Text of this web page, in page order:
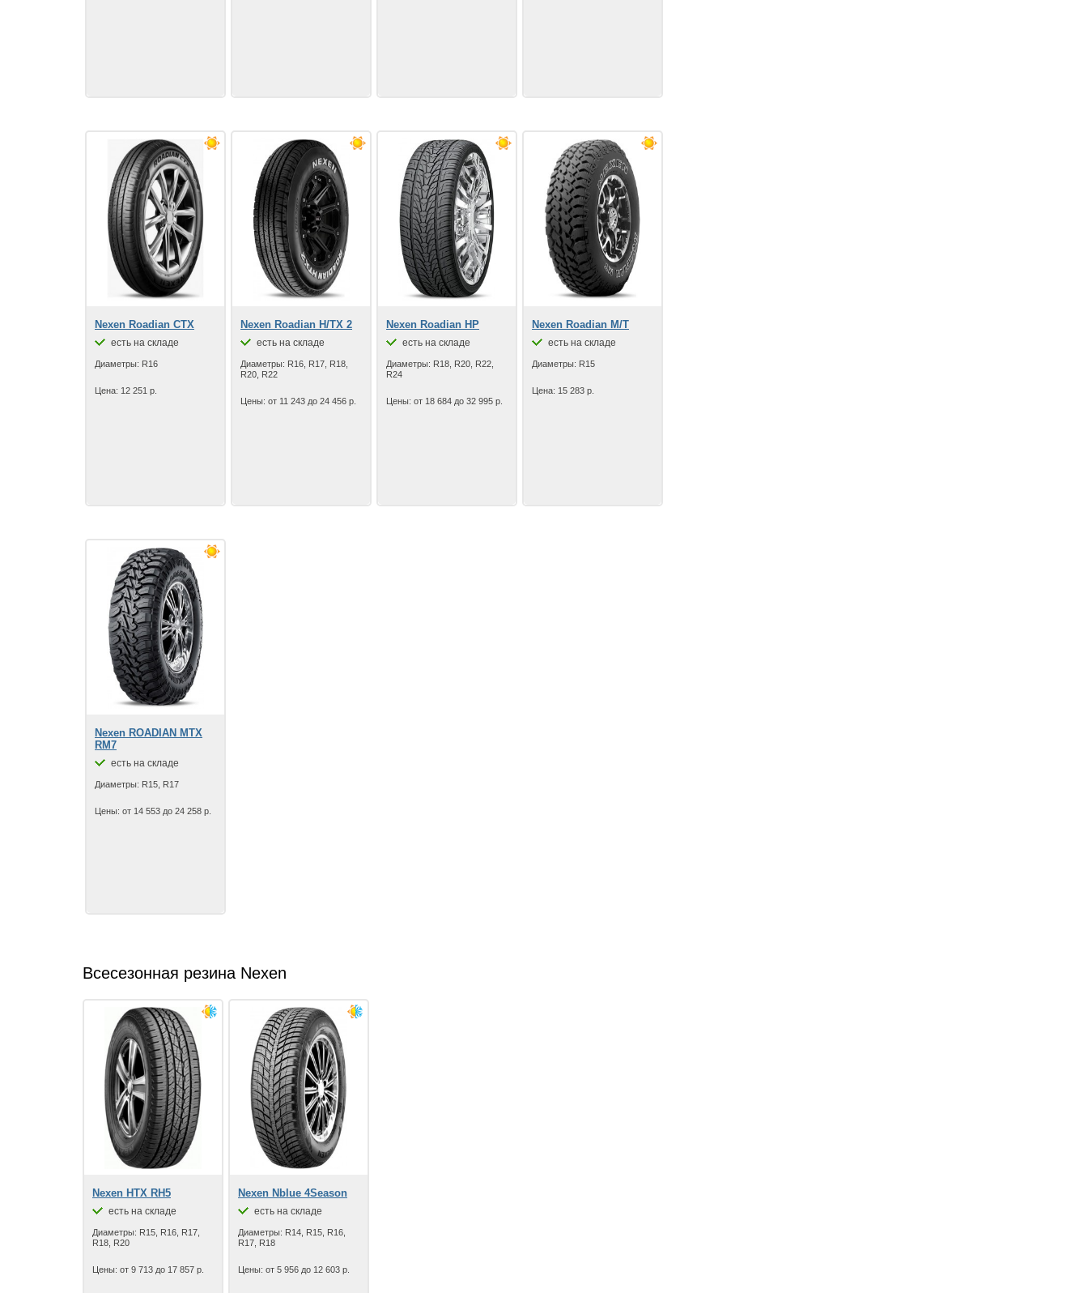
Nexen Roadian CTX
есть на складе
Диаметры: R16
Цена: 12 251 р.
Nexen Roadian H/TX 2
есть на складе
Диаметры: R16, R17, R18,
R20, R22
Цены: от 11 243 до 24 456 р.
Nexen Roadian HP
есть на складе
Диаметры: R18, R20, R22,
R24
Цены: от 18 684 до 32 995 р.
Nexen Roadian M/T
есть на складе
Диаметры: R15
Цена: 15 283 р.
Nexen ROADIAN MTX
RM7
есть на складе
Диаметры: R15, R17
Цены: от 14 553 до 24 258 р.
Всесезонная резина Nexen
Nexen HTX RH5
есть на складе
Диаметры: R15, R16, R17,
R18, R20
Цены: от 9 713 до 17 857 р.
Nexen Nblue 4Season
есть на складе
Диаметры: R14, R15, R16,
R17, R18
Цены: от 5 956 до 12 603 р.